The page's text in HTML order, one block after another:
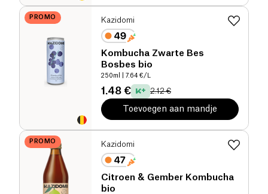
PROMO Kazidomi
Kombucha Zwarte Bes
Bosbes bio
250ml | 7.64 €/L
1.48 € 2.12 €
Toevoegen aan mandje
PROMO Kazidomi
Citroen & Gember Kombucha
bio